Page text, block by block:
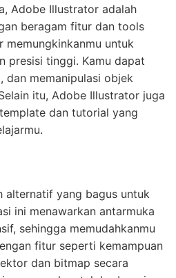
Adobe Illustrator adalah
beragam fitur dan tools
memungkinkanmu untuk
presisi tinggi. Kamu dapat
dan memanipulasi objek
itu, Adobe Illustrator juga
dan tutorial yang
alternatif yang bagus untuk
ini menawarkan antarmuka
sehingga memudahkanmu
fitur seperti kemampuan
dan bitmap secara